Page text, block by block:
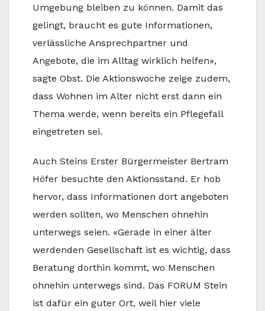
Umgebung bleiben zu können. Damit das
gelingt, braucht es gute Informationen,
verlässliche Ansprechpartner und
Angebote, die im Alltag wirklich helfen»,
sagte Obst. Die Aktionswoche zeige zudem,
dass Wohnen im Alter nicht erst dann ein
Thema werde, wenn bereits ein Pflegefall
eingetreten sei.
Auch Steins Erster Bürgermeister Bertram
Höfer besuchte den Aktionsstand. Er hob
hervor, dass Informationen dort angeboten
werden sollten, wo Menschen ohnehin
unterwegs seien. «Gerade in einer älter
werdenden Gesellschaft ist es wichtig, dass
Beratung dorthin kommt, wo Menschen
ohnehin unterwegs sind. Das FORUM Stein
ist dafür ein guter Ort, weil hier viele